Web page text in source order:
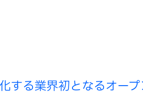
する業界初となるオー